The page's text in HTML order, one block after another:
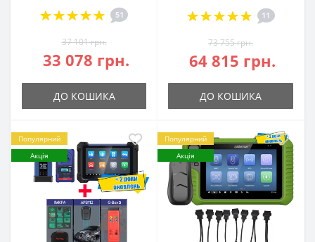
51
37 101 грн.
33 078 грн.
ДО КОШИКА
11
73 755 грн.
64 815 грн.
ДО КОШИКА
Популярний
Акція
Популярний
Акція